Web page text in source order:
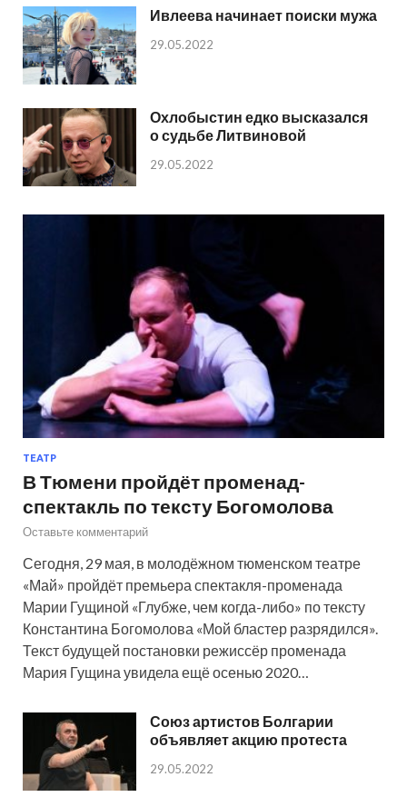
Ивлеева начинает поиски мужа
29.05.2022
Охлобыстин едко высказался
о судьбе Литвиновой
29.05.2022
ТЕАТР
В Тюмени пройдёт променад-
спектакль по тексту Богомолова
Оставьте комментарий
Сегодня, 29 мая, в молодёжном тюменском театре
«Май» пройдёт премьера спектакля-променада
Марии Гущиной «Глубже, чем когда-либо» по тексту
Константина Богомолова «Мой бластер разрядился».
Текст будущей постановки режиссёр променада
Мария Гущина увидела ещё осенью 2020…
Союз артистов Болгарии
объявляет акцию протеста
29.05.2022